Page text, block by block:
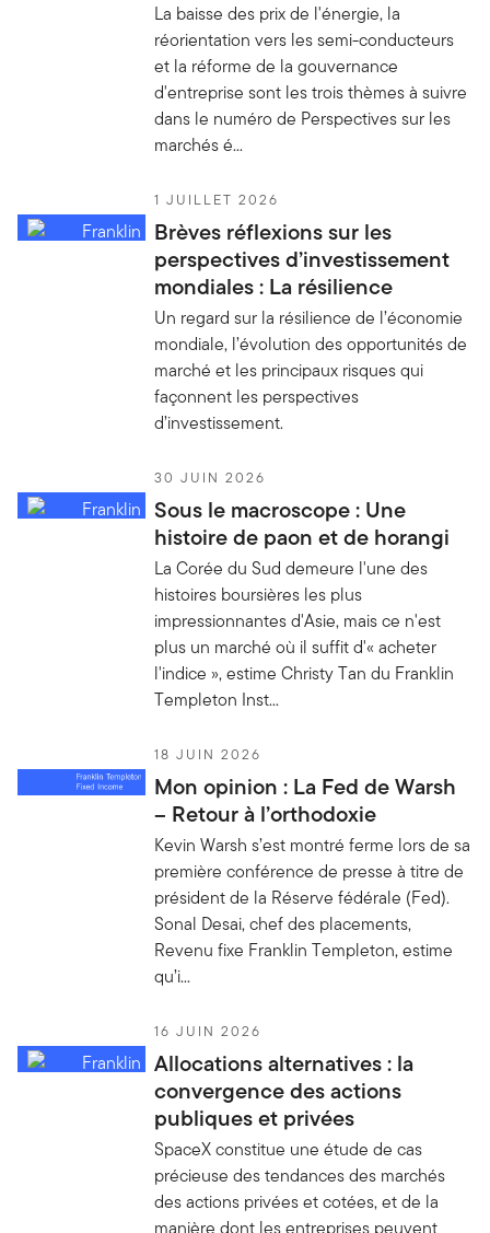
La baisse des prix de l'énergie, la
réorientation vers les semi-conducteurs
et la réforme de la gouvernance
d'entreprise sont les trois thèmes à suivre
dans le numéro de Perspectives sur les
marchés é...
1 JUILLET 2026
Brèves réflexions sur les
perspectives d’investissement
mondiales : La résilience
Un regard sur la résilience de l’économie
mondiale, l’évolution des opportunités de
marché et les principaux risques qui
façonnent les perspectives
d’investissement.
30 JUIN 2026
Sous le macroscope : Une
histoire de paon et de horangi
La Corée du Sud demeure l'une des
histoires boursières les plus
impressionnantes d'Asie, mais ce n'est
plus un marché où il suffit d'« acheter
l'indice », estime Christy Tan du Franklin
Templeton Inst...
18 JUIN 2026
Mon opinion : La Fed de Warsh
– Retour à l’orthodoxie
Kevin Warsh s’est montré ferme lors de sa
première conférence de presse à titre de
président de la Réserve fédérale (Fed).
Sonal Desai, chef des placements,
Revenu fixe Franklin Templeton, estime
qu’i...
16 JUIN 2026
Allocations alternatives : la
convergence des actions
publiques et privées
SpaceX constitue une étude de cas
précieuse des tendances des marchés
des actions privées et cotées, et de la